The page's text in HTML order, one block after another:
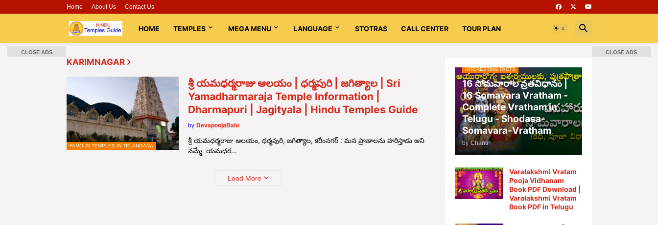
Home About Us Contact Us
HOME TEMPLES MEGA MENU LANGUAGE STOTRAS CALL CENTER TOUR PLAN
KARIMNAGAR
FAMOUS TEMPLES IN TELANGANA
శ్రీ యమధర్మరాజు ఆలయం | ధర్మపురి | జగిత్యాల | Sri
Yamadharmaraja Temple Information |
Dharmapuri | Jagityala | Hindu Temples Guide
by DevapoojaBalu
శ్రీ యమధర్మరాజు ఆలయం, ధర్మపురి, జగిత్యాల, కరీంనగర్ : మన ప్రాణాలను హరిస్తాడు అని
నమ్మే యమధర…
Load More
INTERESTING FACTS
16 సోమవారాల వ్రతవిధానం |
16 Somavara Vratham -
Complete Vratham in
Telugu - Shodasa-
Somavara-Vratham
by Chanti
Varalakshmi Vratam
Pooja Vidhanam
Book PDF Download |
Varalakshmi Vratam
Book PDF in Telugu
CLOSE ADS CLOSE ADS